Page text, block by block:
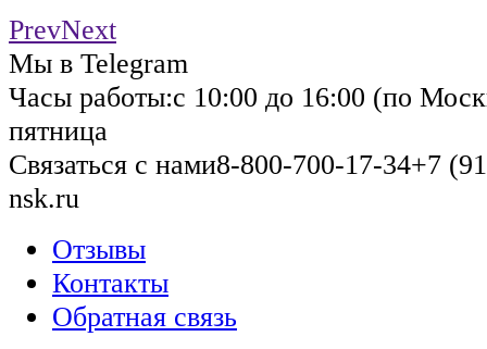
PrevNext
Мы в Telegram
Часы работы:с 10:00 до 16:00 (по
пятница
Связаться с нами8-800-700-17-34+7
nsk.ru
Отзывы
Контакты
Обратная связь